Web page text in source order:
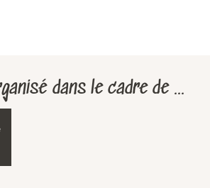
dans le cadre de ...